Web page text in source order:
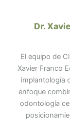
Dr.
El equipo de
Xavier Franco
implantología
enfoque
odontología